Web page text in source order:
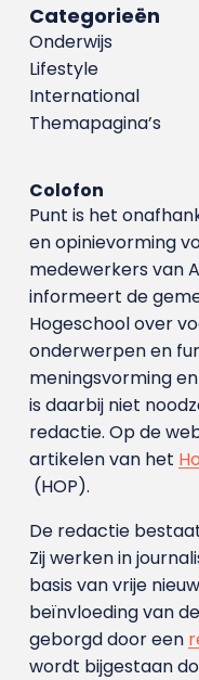
Categorieën
Onderwijs
Lifestyle
International
Themapagina’s
Colofon
Punt is het
en opinievorming
medewerkers van
informeert de
Hogeschool over
onderwerpen en
meningsvorming
is daarbij niet
redactie. Op de
artikelen van het
(HOP).
De redactie
Zij werken in
basis van vrije
beïnvloeding van
geborgd door een
wordt bijgestaan